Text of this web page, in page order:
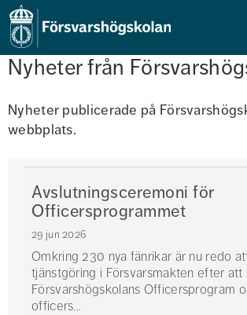
Nyheter från
Nyheter publicerade på
webbplats.
Avslutningsceremoni för
Officersprogrammet
29 jun 2026
Omkring 230 nya fänrikar är nu redo
tjänstgöring i Försvarsmakten efter att
Försvarshögskolans Officersprogram
officers...